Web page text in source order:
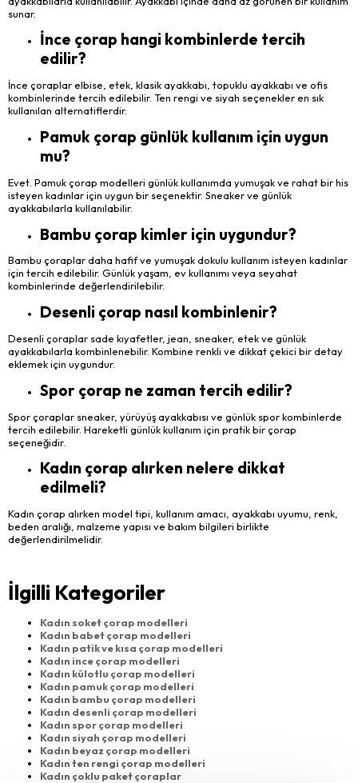
sunar.
İnce çorap hangi kombinlerde tercih
edilir?
İnce çoraplar elbise, etek, klasik ayakkabı, topuklu ayakkabı ve ofis
kombinlerinde tercih edilebilir. Ten rengi ve siyah seçenekler en sık
kullanılan alternatiflerdir.
Pamuk çorap günlük kullanım için uygun
mu?
Evet. Pamuk çorap modelleri günlük kullanımda yumuşak ve rahat bir his
isteyen kadınlar için uygun bir seçenektir. Sneaker ve günlük
ayakkabılarla kullanılabilir.
Bambu çorap kimler için uygundur?
Bambu çoraplar daha hafif ve yumuşak dokulu kullanım isteyen kadınlar
için tercih edilebilir. Günlük yaşam, ev kullanımı veya seyahat
kombinlerinde değerlendirilebilir.
Desenli çorap nasıl kombinlenir?
Desenli çoraplar sade kıyafetler, jean, sneaker, etek ve günlük
ayakkabılarla kombinlenebilir. Kombine renkli ve dikkat çekici bir detay
eklemek için uygundur.
Spor çorap ne zaman tercih edilir?
Spor çoraplar sneaker, yürüyüş ayakkabısı ve günlük spor kombinlerde
tercih edilebilir. Hareketli günlük kullanım için pratik bir çorap
seçeneğidir.
Kadın çorap alırken nelere dikkat
edilmeli?
Kadın çorap alırken model tipi, kullanım amacı, ayakkabı uyumu, renk,
beden aralığı, malzeme yapısı ve bakım bilgileri birlikte
değerlendirilmelidir.
İlgilli Kategoriler
Kadın soket çorap modelleri
Kadın babet çorap modelleri
Kadın patik ve kısa çorap modelleri
Kadın ince çorap modelleri
Kadın külotlu çorap modelleri
Kadın pamuk çorap modelleri
Kadın bambu çorap modelleri
Kadın desenli çorap modelleri
Kadın spor çorap modelleri
Kadın siyah çorap modelleri
Kadın beyaz çorap modelleri
Kadın ten rengi çorap modelleri
Kadın çoklu paket çoraplar